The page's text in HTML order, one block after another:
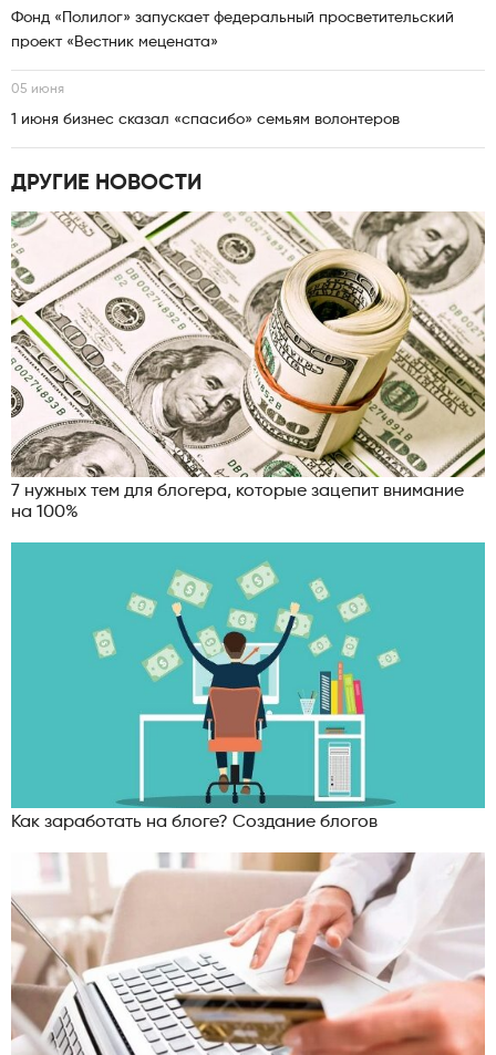
Фонд «Полилог» запускает федеральный просветительский
проект «Вестник мецената»
05 июня
1 июня бизнес сказал «спасибо» семьям волонтеров
ДРУГИЕ НОВОСТИ
7 нужных тем для блогера, которые зацепит внимание
на 100%
Как заработать на блоге? Создание блогов